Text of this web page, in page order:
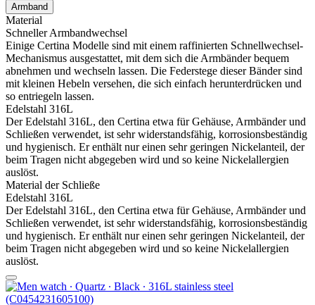
Armband
Material
Schneller Armbandwechsel
Einige Certina Modelle sind mit einem raffinierten Schnellwechsel-
Mechanismus ausgestattet, mit dem sich die Armbänder bequem
abnehmen und wechseln lassen. Die Federstege dieser Bänder sind
mit kleinen Hebeln versehen, die sich einfach herunterdrücken und
so entriegeln lassen.
Edelstahl 316L
Der Edelstahl 316L, den Certina etwa für Gehäuse, Armbänder und
Schließen verwendet, ist sehr widerstandsfähig, korrosionsbeständig
und hygienisch. Er enthält nur einen sehr geringen Nickelanteil, der
beim Tragen nicht abgegeben wird und so keine Nickelallergien
auslöst.
Material der Schließe
Edelstahl 316L
Der Edelstahl 316L, den Certina etwa für Gehäuse, Armbänder und
Schließen verwendet, ist sehr widerstandsfähig, korrosionsbeständig
und hygienisch. Er enthält nur einen sehr geringen Nickelanteil, der
beim Tragen nicht abgegeben wird und so keine Nickelallergien
auslöst.